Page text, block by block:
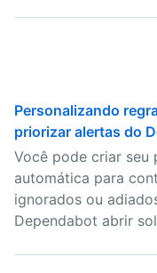
Personalizando
priorizar alertas do
Você pode criar seu
automática para
ignorados ou
Dependabot abrir